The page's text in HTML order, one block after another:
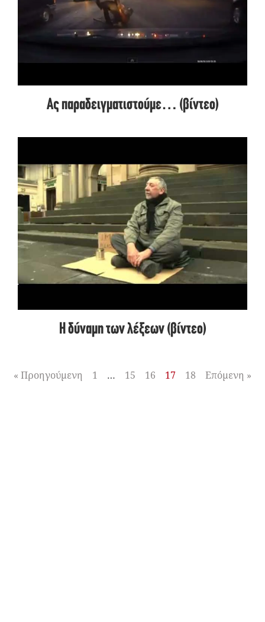
Ας παραδειγματιστούμε… (βίντεο)
Η δύναμη των λέξεων (βίντεο)
« Προηγούμενη 1 … 15 16 17 18 Επόμενη »